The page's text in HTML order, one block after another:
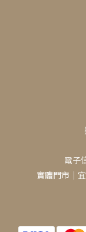
電子
實體門市｜